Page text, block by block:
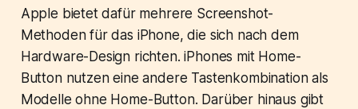
Apple bietet dafür mehrere Screenshot-
Methoden für das iPhone, die sich nach dem
Hardware-Design richten. iPhones mit Home-
Button nutzen eine andere Tastenkombination als
Modelle ohne Home-Button. Darüber hinaus gibt